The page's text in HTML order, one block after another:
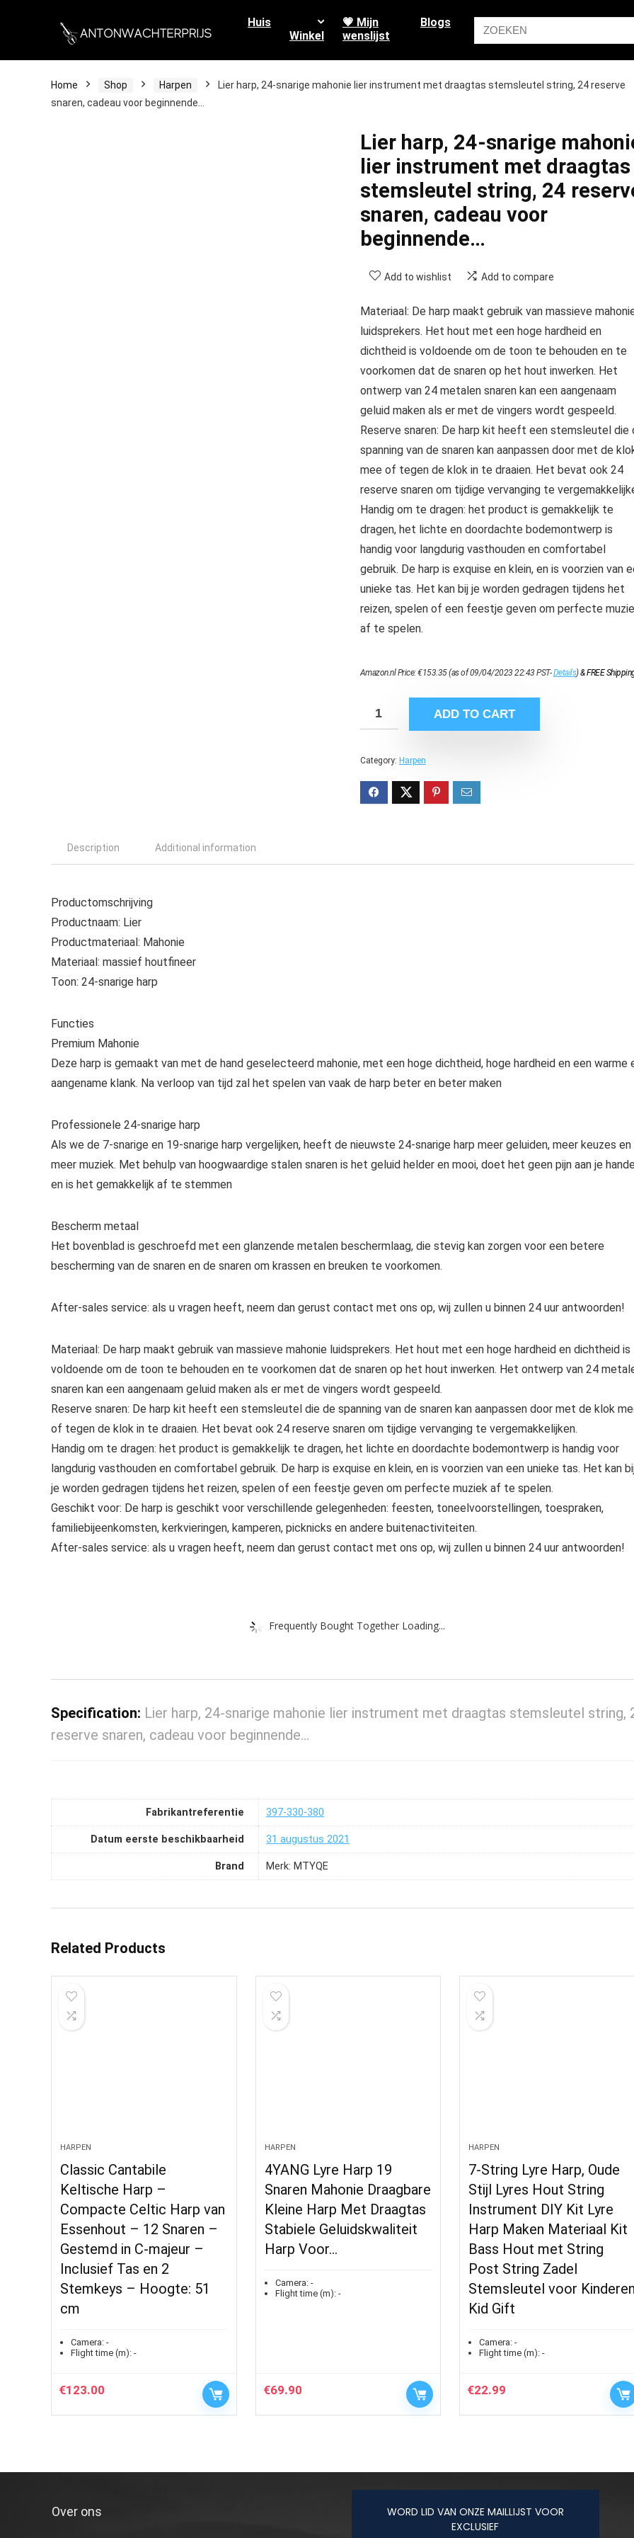
Huis
Winkel
💗 Mijn
wenslijst
Blogs
Home Shop Harpen
Lier harp, 24-snarige mahonie lier instrument met draagtas stemsleutel string, 24 reserve
snaren, cadeau voor beginnende…
Lier harp, 24-snarige
lier instrument met draagtas
stemsleutel string, 24
snaren, cadeau voor
beginnende…
Add to wishlist Add to compare
Materiaal: De harp maakt gebruik van massieve
luidsprekers. Het hout met een hoge hardheid en
dichtheid is voldoende om de toon te behouden en te
voorkomen dat de snaren op het hout inwerken. Het
ontwerp van 24 metalen snaren kan een aangenaam
geluid maken als er met de vingers wordt gespeeld.
Reserve snaren: De harp kit heeft een stemsleutel die
spanning van de snaren kan aanpassen door met de
mee of tegen de klok in te draaien. Het bevat ook 24
reserve snaren om tijdige vervanging te
Handig om te dragen: het product is gemakkelijk te
dragen, het lichte en doordachte bodemontwerp is
handig voor langdurig vasthouden en comfortabel
gebruik. De harp is exquise en klein, en is voorzien van
unieke tas. Het kan bij je worden gedragen tijdens het
reizen, spelen of een feestje geven om perfecte
af te spelen.
Amazon.nl Price:€153.35(as of 09/04/2023 22:43 PST-Details)&FREE
ADD TO CART
Category: Harpen
Description Additional information
Productomschrijving
Productnaam: Lier
Productmateriaal: Mahonie
Materiaal: massief houtfineer
Toon: 24-snarige harp
Functies
Premium Mahonie
Deze harp is gemaakt van met de hand geselecteerd mahonie, met een hoge dichtheid, hoge hardheid en een warme
aangename klank. Na verloop van tijd zal het spelen van vaak de harp beter en beter maken
Professionele 24-snarige harp
Als we de 7-snarige en 19-snarige harp vergelijken, heeft de nieuwste 24-snarige harp meer geluiden, meer keuzes en
meer muziek. Met behulp van hoogwaardige stalen snaren is het geluid helder en mooi, doet het geen pijn aan je
en is het gemakkelijk af te stemmen
Bescherm metaal
Het bovenblad is geschroefd met een glanzende metalen beschermlaag, die stevig kan zorgen voor een betere
bescherming van de snaren en de snaren om krassen en breuken te voorkomen.
After-sales service: als u vragen heeft, neem dan gerust contact met ons op, wij zullen u binnen 24 uur antwoorden!
Materiaal: De harp maakt gebruik van massieve mahonie luidsprekers. Het hout met een hoge hardheid en dichtheid is
voldoende om de toon te behouden en te voorkomen dat de snaren op het hout inwerken. Het ontwerp van 24
snaren kan een aangenaam geluid maken als er met de vingers wordt gespeeld.
Reserve snaren: De harp kit heeft een stemsleutel die de spanning van de snaren kan aanpassen door met de klok
of tegen de klok in te draaien. Het bevat ook 24 reserve snaren om tijdige vervanging te vergemakkelijken.
Handig om te dragen: het product is gemakkelijk te dragen, het lichte en doordachte bodemontwerp is handig voor
langdurig vasthouden en comfortabel gebruik. De harp is exquise en klein, en is voorzien van een unieke tas. Het kan
je worden gedragen tijdens het reizen, spelen of een feestje geven om perfecte muziek af te spelen.
Geschikt voor: De harp is geschikt voor verschillende gelegenheden: feesten, toneelvoorstellingen, toespraken,
familiebijeenkomsten, kerkvieringen, kamperen, picknicks en andere buitenactiviteiten.
After-sales service: als u vragen heeft, neem dan gerust contact met ons op, wij zullen u binnen 24 uur antwoorden!
Frequently Bought Together Loading...
Specification: Lier harp, 24-snarige mahonie lier instrument met draagtas stemsleutel string,
reserve snaren, cadeau voor beginnende…
Fabrikantreferentie 397-330-380
Datum eerste beschikbaarheid 31 augustus 2021
Brand Merk: MTYQE
Related Products
HARPEN
Classic Cantabile
Keltische Harp –
Compacte Celtic Harp van
Essenhout – 12 Snaren –
Gestemd in C-majeur –
Inclusief Tas en 2
Stemkeys – Hoogte: 51
cm
Camera: -
Flight time (m): -
€123.00
HARPEN
4YANG Lyre Harp 19
Snaren Mahonie Draagbare
Kleine Harp Met Draagtas
Stabiele Geluidskwaliteit
Harp Voor…
Camera:-
Flight time (m):-
€69.90
HARPEN
7-String Lyre Harp, Oude
Stijl Lyres Hout String
Instrument DIY Kit Lyre
Harp Maken Materiaal Kit
Bass Hout met String
Post String Zadel
Stemsleutel voor
Kid Gift
Camera: -
Flight time (m): -
€22.99
Over ons
WORD LID VAN ONZE MAILLIJST VOOR
EXCLUSIEF